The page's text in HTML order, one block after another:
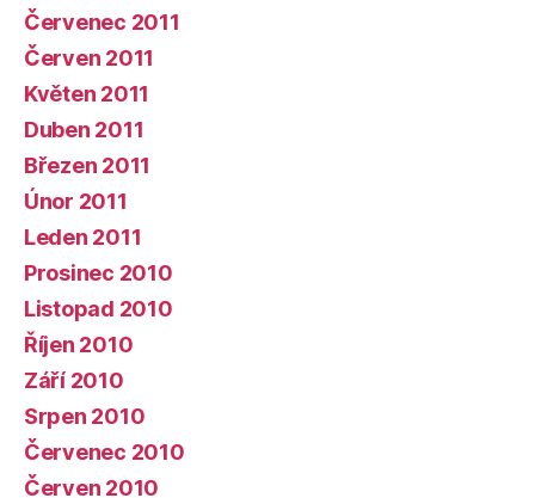
Červenec 2011
Červen 2011
Květen 2011
Duben 2011
Březen 2011
Únor 2011
Leden 2011
Prosinec 2010
Listopad 2010
Říjen 2010
Září 2010
Srpen 2010
Červenec 2010
Červen 2010